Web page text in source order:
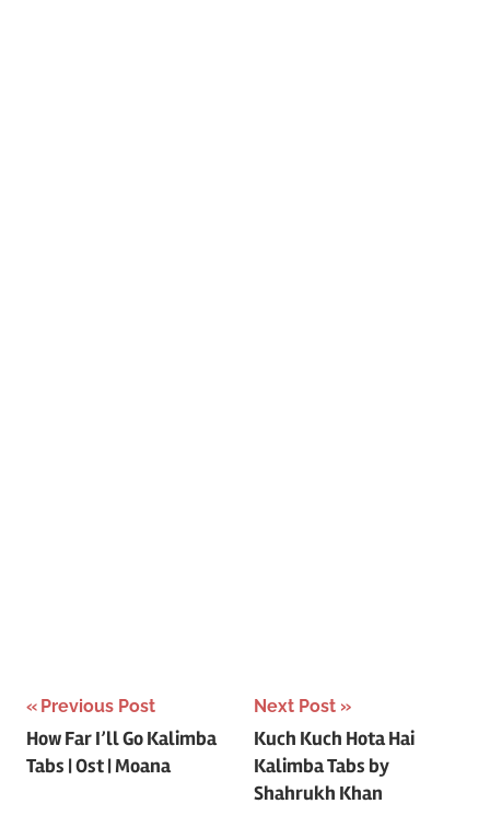
Post
navigation
Previous Post
How Far I’ll Go Kalimba
Tabs | Ost | Moana
Next Post
Kuch Kuch Hota Hai
Kalimba Tabs by
Shahrukh Khan